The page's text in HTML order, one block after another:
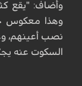
وأضاف: "يقع
وهذا معكوس
نصب أعينهم،
السكوت عنه